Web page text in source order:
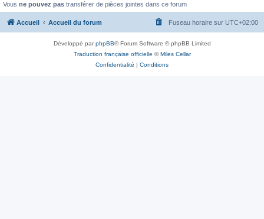
Vous ne pouvez pas transférer de pièces jointes dans ce forum
Accueil Accueil du forum Fuseau horaire sur UTC+02:00
Développé parphpBB® Forum Software © phpBB Limited
Traduction française officielle ©Miles Cellar
Confidentialité | Conditions